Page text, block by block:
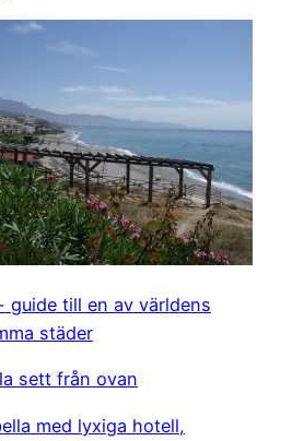
guide till en av världens
städer
med lyxiga hotell,